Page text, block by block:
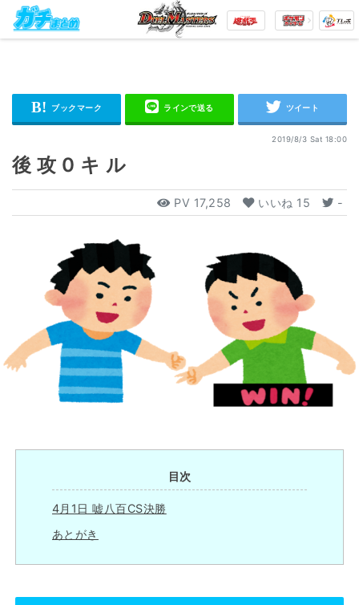
2019/8/3 Sat 18:00
後 攻 0 キ ル
PV 17,258 いいね 15 -
目次
4月1日 嘘八百CS決勝
あとがき